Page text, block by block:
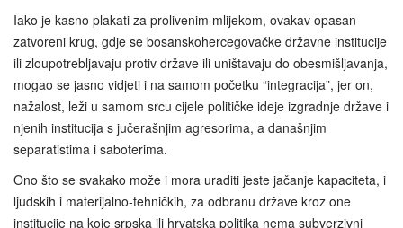
Iako je kasno plakati za prolivenim mlijekom, ovakav opasan
zatvoreni krug, gdje se bosanskohercegovačke državne institucije
ili zloupotrebljavaju protiv države ili uništavaju do obesmišljavanja,
mogao se jasno vidjeti i na samom početku “integracija”, jer on,
nažalost, leži u samom srcu cijele političke ideje izgradnje države i
njenih institucija s jučerašnjim agresorima, a današnjim
separatistima i saboterima.
Ono što se svakako može i mora uraditi jeste jačanje kapaciteta, i
ljudskih i materijalno-tehničkih, za odbranu države kroz one
institucije na koje srpska ili hrvatska politika nema subverzivni